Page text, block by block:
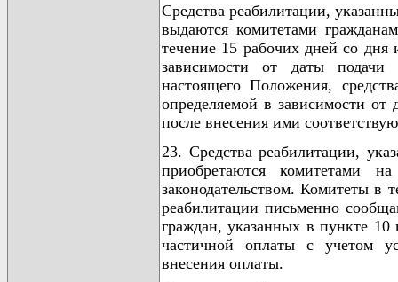
Средства реабилитации,
выдаются комитетами
течение 15 рабочих дней со дня
зависимости от даты
настоящего Положения,
определяемой в зависимости от
после внесения ими
23. Средства реабилитации,
приобретаются комитетами
законодательством. Комитеты в
реабилитации письменно
граждан, указанных в пункте
частичной оплаты с учетом
внесения оплаты.